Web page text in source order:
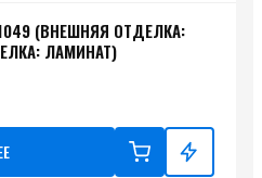
(ВНЕШНЯЯ ОТДЕЛКА:
ЛАМИНАТ)